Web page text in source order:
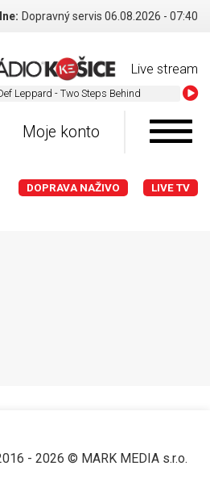
Dopravný servis 06.08.2026 - 07:40
Live stream
Leppard - Two Steps Behind
Moje konto
DOPRAVA NAŽIVO LIVE TV
- 2026 © MARK MEDIA s.r.o.